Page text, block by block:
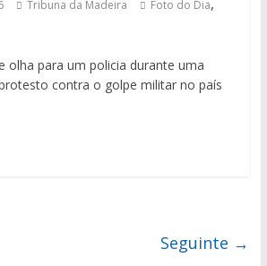
Tribuna da Madeira Foto do Dia
olha para um policia durante uma
contra o golpe militar no país
Seguinte →